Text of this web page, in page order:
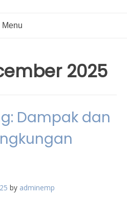
Menu
2025
Dampak dan
by adminemp